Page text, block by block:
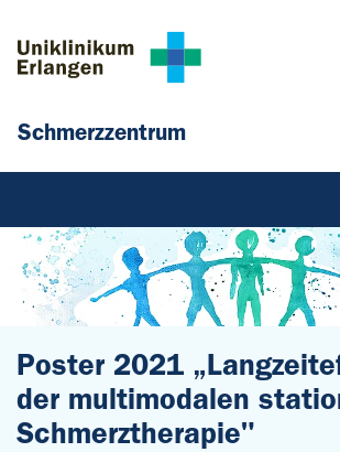
Schmerzzentrum
Poster 2021
der multimodalen
Schmerztherapie"